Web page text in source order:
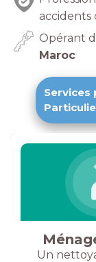
accidents
Opérant
Maroc
Services
Un